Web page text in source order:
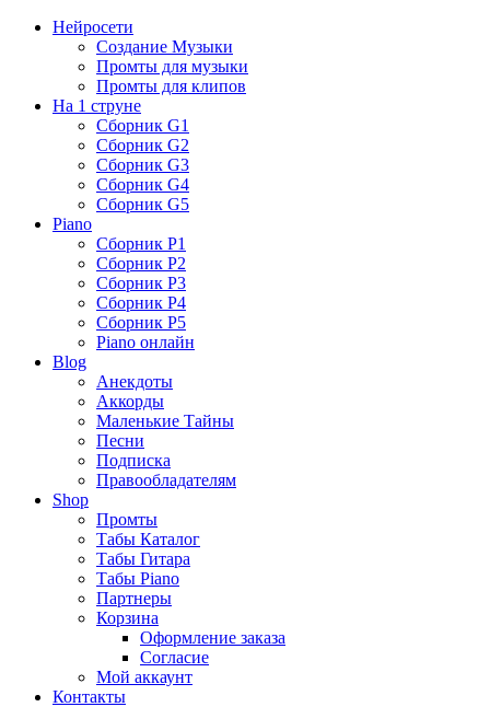
Нейросети
Создание Музыки
Промты для музыки
Промты для клипов
На 1 струне
Сборник G1
Сборник G2
Сборник G3
Сборник G4
Сборник G5
Piano
Сборник P1
Сборник P2
Сборник P3
Сборник P4
Сборник P5
Piano онлайн
Blog
Анекдоты
Аккорды
Маленькие Тайны
Песни
Подписка
Правообладателям
Shop
Промты
Табы Каталог
Табы Гитара
Табы Piano
Партнеры
Корзина
Оформление заказа
Согласие
Мой аккаунт
Контакты